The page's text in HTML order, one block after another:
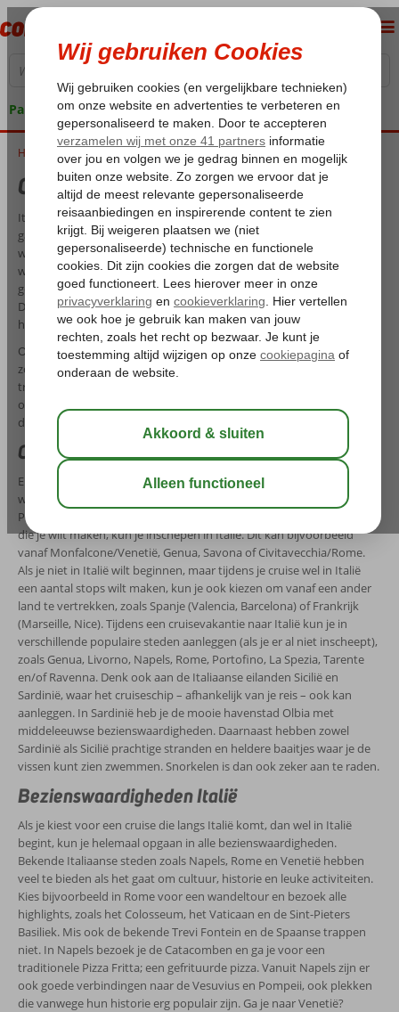
Pakketgarantie
Home Cruise Italië
Cruise Italië
Italië is een prachtige bestemming voor een cruisevakantie. Vaak
gaat deze cruise op de Middellandse Zee niet alleen naar Italië, maar
wordt dit bijvoorbeeld gecombineerd met Spanje of Griekenland. Er
wordt tijdens de cruisevakantie naar Italië op diverse plekken
gestopt, zodat je alle hoogtepunten van de steden kunt zien.
Daarnaast heeft Italië een zacht klimaat, waardoor het land vrijwel
het hele jaar door te bezoeken is.
Ook staat Italië natuurlijk bekend om zijn culinaire hoogstandjes,
zoals een heerlijke pizza quattro formaggi of een heerlijke
truffelrisotto. Ook als je van cultuur en historie houdt, kun je je geluk
op in Italië. Bezoek bijvoorbeeld het populaire Colosseum in Rome,
de Catacomben in Napels of doe een gondelvaart in Venetië.
Cruisevakantie naar Italië
Er zijn meerdere rederijen die cruises naar Italië aanbieden,
waaronder: AIDA Cruises, Celebrity Cruises, Norwegian Cruise Line,
Princess Cruises en Royal Caribbean Cruises. Afhankelijk van de reis
die je wilt maken, kun je inschepen in Italië. Dit kan bijvoorbeeld
vanaf Monfalcone/Venetië, Genua, Savona of Civitavecchia/Rome.
Als je niet in Italië wilt beginnen, maar tijdens je cruise wel in Italië
een aantal stops wilt maken, kun je ook kiezen om vanaf een ander
land te vertrekken, zoals Spanje (Valencia, Barcelona) of Frankrijk
(Marseille, Nice). Tijdens een cruisevakantie naar Italië kun je in
verschillende populaire steden aanleggen (als je er al niet inscheept),
zoals Genua, Livorno, Napels, Rome, Portofino, La Spezia, Tarente
en/of Ravenna. Denk ook aan de Italiaanse eilanden Sicilië en
Sardinië, waar het cruiseschip – afhankelijk van je reis – ook kan
aanleggen. In Sardinië heb je de mooie havenstad Olbia met
middeleeuwse bezienswaardigheden. Daarnaast hebben zowel
Sardinië als Sicilië prachtige stranden en heldere baaitjes waar je de
vissen kunt zien zwemmen. Snorkelen is dan ook zeker aan te raden.
Bezienswaardigheden Italië
Als je kiest voor een cruise die langs Italië komt, dan wel in Italië
begint, kun je helemaal opgaan in alle bezienswaardigheden.
Bekende Italiaanse steden zoals Napels, Rome en Venetië hebben
veel te bieden als het gaat om cultuur, historie en leuke activiteiten.
Kies bijvoorbeeld in Rome voor een wandeltour en bezoek alle
highlights, zoals het Colosseum, het Vaticaan en de Sint-Pieters
Basiliek. Mis ook de bekende Trevi Fontein en de Spaanse trappen
niet. In Napels bezoek je de Catacomben en ga je voor een
traditionele Pizza Fritta; een gefrituurde pizza. Vanuit Napels zijn er
ook goede verbindingen naar de Vesuvius en Pompeii, ook plekken
die vanwege hun historie erg populair zijn. Ga je naar Venetië?